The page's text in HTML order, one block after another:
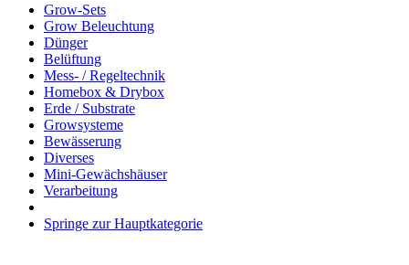
Grow-Sets
Grow Beleuchtung
Dünger
Belüftung
Mess- / Regeltechnik
Homebox & Drybox
Erde / Substrate
Growsysteme
Bewässerung
Diverses
Mini-Gewächshäuser
Verarbeitung
Springe zur Hauptkategorie